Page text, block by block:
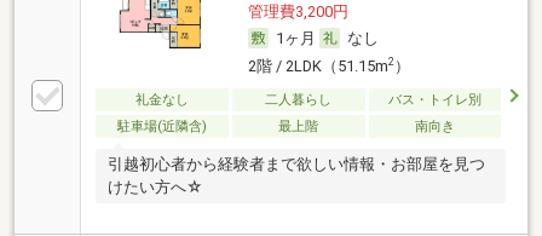
管理費3,200円
1ヶ月
なし
2階 / 2LDK（51.15m2）
礼金なし 二人暮らし
バス・トイレ別
駐車場(近隣含)
最上階 南向き
引越初心者から経験者まで欲しい情報・お部屋を見つ
けたい方へ☆